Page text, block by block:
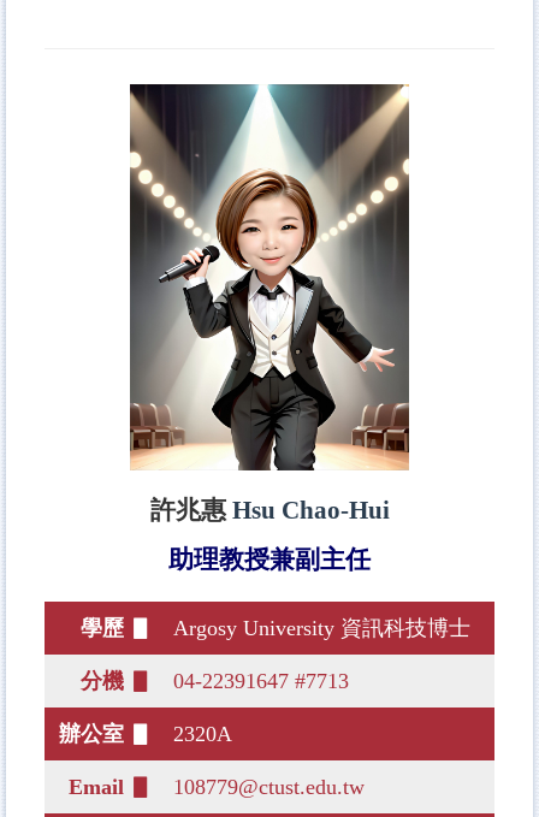
許兆惠 Hsu Chao-Hui
助理教授兼副主任
學歷 ▋ Argosy University 資訊科技博士
分機 ▋ 04-22391647 #7713
辦公室 ▋ 2320A
Email ▋ 108779@ctust.edu.tw